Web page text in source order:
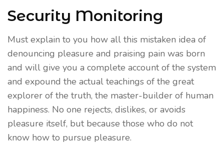
Security Monitoring
Must explain to you how all this mistaken idea of
denouncing pleasure and praising pain was born
and will give you a complete account of the system
and expound the actual teachings of the great
explorer of the truth, the master-builder of human
happiness. No one rejects, dislikes, or avoids
pleasure itself, but because those who do not
know how to pursue pleasure.